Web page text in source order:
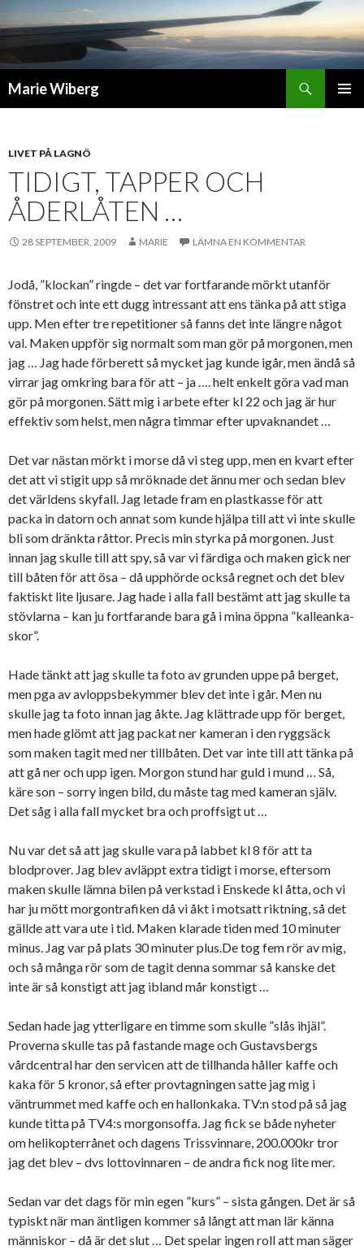
Marie Wiberg
LIVET PÅ LAGNÖ
TIDIGT, TAPPER OCH
ÅDERLÅTEN …
28 SEPTEMBER, 2009 MARIE LÄMNA EN KOMMENTAR
Jodå, ”klockan” ringde – det var fortfarande mörkt utanför
fönstret och inte ett dugg intressant att ens tänka på att stiga
upp. Men efter tre repetitioner så fanns det inte längre något
val. Maken uppför sig normalt som man gör på morgonen, men
jag … Jag hade förberett så mycket jag kunde igår, men ändå så
virrar jag omkring bara för att – ja …. helt enkelt göra vad man
gör på morgonen. Sätt mig i arbete efter kl 22 och jag är hur
effektiv som helst, men några timmar efter upvaknandet …
Det var nästan mörkt i morse då vi steg upp, men en kvart efter
det att vi stigit upp så mröknade det ännu mer och sedan blev
det världens skyfall. Jag letade fram en plastkasse för att
packa in datorn och annat som kunde hjälpa till att vi inte skulle
bli som dränkta råttor. Precis min styrka på morgonen. Just
innan jag skulle till att spy, så var vi färdiga och maken gick ner
till båten för att ösa – då upphörde också regnet och det blev
faktiskt lite ljusare. Jag hade i alla fall bestämt att jag skulle ta
stövlarna – kan ju fortfarande bara gå i mina öppna ”kalleanka-
skor”.
Hade tänkt att jag skulle ta foto av grunden uppe på berget,
men pga av avloppsbekymmer blev det inte i går. Men nu
skulle jag ta foto innan jag åkte. Jag klättrade upp för berget,
men hade glömt att jag packat ner kameran i den ryggsäck
som maken tagit med ner tillbåten. Det var inte till att tänka på
att gå ner och upp igen. Morgon stund har guld i mund … Så,
käre son – sorry ingen bild, du måste tag med kameran själv.
Det såg i alla fall mycket bra och proffsigt ut …
Nu var det så att jag skulle vara på labbet kl 8 för att ta
blodprover. Jag blev avläppt extra tidigt i morse, eftersom
maken skulle lämna bilen på verkstad i Enskede kl åtta, och vi
har ju mött morgontrafiken då vi åkt i motsatt riktning, så det
gällde att vara ute i tid. Maken klarade tiden med 10 minuter
minus. Jag var på plats 30 minuter plus.De tog fem rör av mig,
och så många rör som de tagit denna sommar så kanske det
inte är så konstigt att jag ibland mår konstigt …
Sedan hade jag ytterligare en timme som skulle ”slås ihjäl”.
Proverna skulle tas på fastande mage och Gustavsbergs
vårdcentral har den servicen att de tillhanda håller kaffe och
kaka för 5 kronor, så efter provtagningen satte jag mig i
väntrummet med kaffe och en hallonkaka. TV:n stod på så jag
kunde titta på TV4:s morgonsoffa. Jag fick se både nyheter
om helikopterrånet och dagens Trissvinnare, 200.000kr tror
jag det blev – dvs lottovinnaren – de andra fick nog lite mer.
Sedan var det dags för min egen ”kurs” – sista gången. Det är så
typiskt när man äntligen kommer så långt att man lär känna
människor – då är det slut … Det spelar ingen roll att man säger